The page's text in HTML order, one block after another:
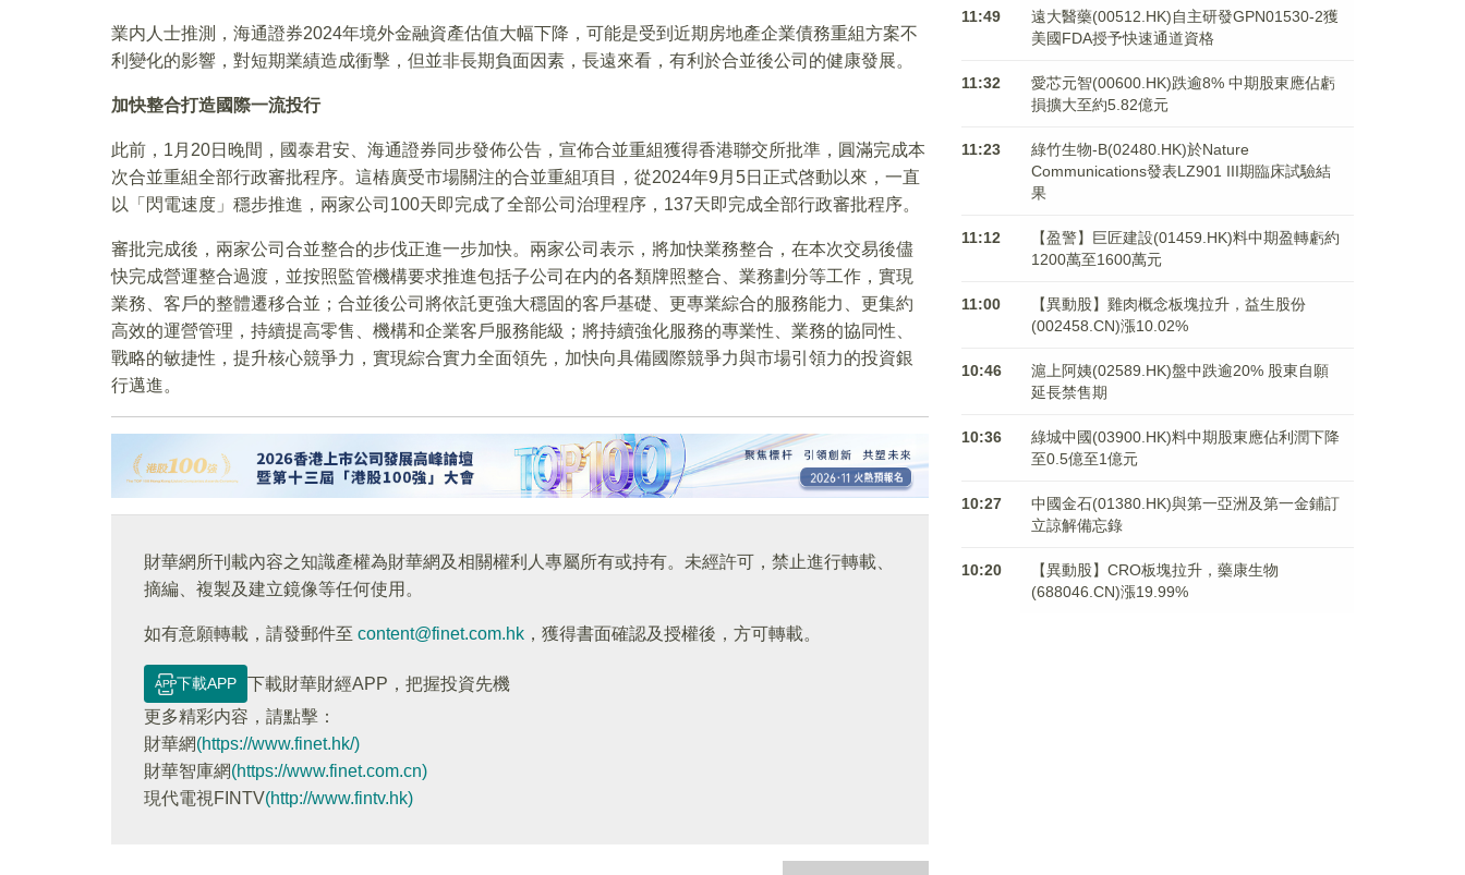
業内人士推測，海通證券2024年境外金融資產估值大幅下降，可能是受到近期房地產企業債務重組方案不
利變化的影響，對短期業績造成衝擊，但並非長期負面因素，長遠來看，有利於合並後公司的健康發展。
加快整合打造國際一流投行
此前，1月20日晚間，國泰君安、海通證券同步發佈公告，宣佈合並重組獲得香港聯交所批準，圓滿完成本
次合並重組全部行政審批程序。這樁廣受市場關注的合並重組項目，從2024年9月5日正式啓動以來，一直
以「閃電速度」穩步推進，兩家公司100天即完成了全部公司治理程序，137天即完成全部行政審批程序。
審批完成後，兩家公司合並整合的步伐正進一步加快。兩家公司表示，將加快業務整合，在本次交易後儘
快完成營運整合過渡，並按照監管機構要求推進包括子公司在内的各類牌照整合、業務劃分等工作，實現
業務、客戶的整體遷移合並；合並後公司將依託更強大穩固的客戶基礎、更專業綜合的服務能力、更集約
高效的運營管理，持續提高零售、機構和企業客戶服務能級；將持續強化服務的專業性、業務的協同性、
戰略的敏捷性，提升核心競爭力，實現綜合實力全面領先，加快向具備國際競爭力與市場引領力的投資銀
行邁進。
財華網所刊載內容之知識產權為財華網及相關權利人專屬所有或持有。未經許可，禁止進行轉載、
摘編、複製及建立鏡像等任何使用。
如有意願轉載，請發郵件至 content@finet.com.hk ，獲得書面確認及授權後，方可轉載。
下載APP
下載財華財經APP，把握投資先機
更多精彩内容，請點擊：
財華網(https://www.finet.hk/)
財華智庫網(https://www.finet.com.cn)
現代電視FINTV(http://www.fintv.hk)
11:49
遠大醫藥(00512.HK)自主研發GPN01530-2獲
美國FDA授予快速通道資格
11:32
愛芯元智(00600.HK)跌逾8% 中期股東應佔虧
損擴大至約5.82億元
11:23
綠竹生物-B(02480.HK)於Nature
Communications發表LZ901 III期臨床試驗結
果
11:12
【盈警】巨匠建設(01459.HK)料中期盈轉虧約
1200萬至1600萬元
11:00
【異動股】雞肉概念板塊拉升，益生股份
(002458.CN)漲10.02%
10:46
滬上阿姨(02589.HK)盤中跌逾20% 股東自願
延長禁售期
10:36
綠城中國(03900.HK)料中期股東應佔利潤下降
至0.5億至1億元
10:27
中國金石(01380.HK)與第一亞洲及第一金鋪訂
立諒解備忘錄
10:20
【異動股】CRO板塊拉升，藥康生物
(688046.CN)漲19.99%